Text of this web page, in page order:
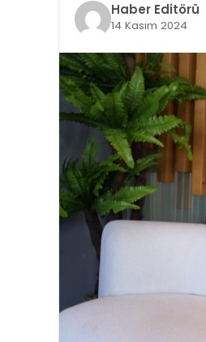
Haber Editörü
14 Kasım 2024